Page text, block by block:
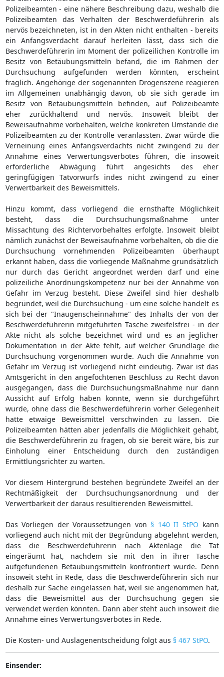
Polizeibeamten - eine nähere Beschreibung dazu, weshalb die
Polizeibeamten das Verhalten der Beschwerdeführerin als
nervös bezeichneten, ist in den Akten nicht enthalten - bereits
ein Anfangsverdacht darauf herleiten lässt, dass sich die
Beschwerdeführerin im Moment der polizeilichen Kontrolle im
Besitz von Betäubungsmitteln befand, die im Rahmen der
Durchsuchung aufgefunden werden könnten, erscheint
fraglich. Angehörige der sogenannten Drogenszene reagieren
im Allgemeinen unabhängig davon, ob sie sich gerade im
Besitz von Betäubungsmitteln befinden, auf Polizeibeamte
eher zurückhaltend und nervös. Insoweit bleibt der
Beweisaufnahme vorbehalten, welche konkreten Umstände die
Polizeibeamten zu der Kontrolle veranlassten. Zwar würde die
Verneinung eines Anfangsverdachts nicht zwingend zu der
Annahme eines Verwertungsverbotes führen, die insoweit
erforderliche Abwägung führt angesichts des eher
geringfügigen Tatvorwurfs indes nicht zwingend zu einer
Verwertbarkeit des Beweismittels.
Hinzu kommt, dass vorliegend die ernsthafte Möglichkeit
besteht, dass die Durchsuchungsmaßnahme unter
Missachtung des Richtervorbehaltes erfolgte. Insoweit bleibt
nämlich zunächst der Beweisaufnahme vorbehalten, ob die die
Durchsuchung vornehmenden Polizeibeamten überhaupt
erkannt haben, dass die vorliegende Maßnahme grundsätzlich
nur durch das Gericht angeordnet werden darf und eine
polizeiliche Anordnungskompetenz nur bei der Annahme von
Gefahr im Verzug besteht. Diese Zweifel sind hier deshalb
begründet, weil die Durchsuchung - um eine solche handelt es
sich bei der "Inaugenscheinnahme" des Inhalts der von der
Beschwerdeführerin mitgeführten Tasche zweifelsfrei - in der
Akte nicht als solche bezeichnet wird und es an jeglicher
Dokumentation in der Akte fehlt, auf welcher Grundlage die
Durchsuchung vorgenommen wurde. Auch die Annahme von
Gefahr im Verzug ist vorliegend nicht eindeutig. Zwar ist das
Amtsgericht in den angefochtenen Beschluss zu Recht davon
ausgegangen, dass die Durchsuchungsmaßnahme nur dann
Aussicht auf Erfolg haben konnte, wenn sie durchgeführt
wurde, ohne dass die Beschwerdeführerin vorher Gelegenheit
hatte etwaige Beweismittel verschwinden zu lassen. Die
Polizeibeamten hätten aber jedenfalls die Möglichkeit gehabt,
die Beschwerdeführerin zu fragen, ob sie bereit wäre, bis zur
Einholung einer Entscheidung durch den zuständigen
Ermittlungsrichter zu warten.
Vor diesem Hintergrund bestehen begründete Zweifel an der
Rechtmäßigkeit der Durchsuchungsanordnung und der
Verwertbarkeit der daraus resultierenden Beweismittel.
Das Vorliegen der Voraussetzungen von § 140 II StPO kann
vorliegend auch nicht mit der Begründung abgelehnt werden,
dass die Beschwerdeführerin nach Aktenlage die Tat
eingeräumt hat, nachdem sie mit den in ihrer Tasche
aufgefundenen Betäubungsmitteln konfrontiert wurde. Denn
insoweit steht in Rede, dass die Beschwerdeführerin sich nur
deshalb zur Sache eingelassen hat, weil sie angenommen hat,
dass die Beweismittel aus der Durchsuchung gegen sie
verwendet werden könnten. Dann aber steht auch insoweit die
Annahme eines Verwertungsverbotes in Rede.
Die Kosten- und Auslagenentscheidung folgt aus § 467 StPO.
Einsender: